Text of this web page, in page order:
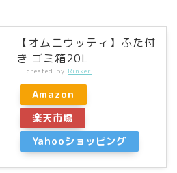
【オムニウッティ】ふた付
き ゴミ箱20L
created by Rinker
Amazon
楽天市場
Yahooショッピング